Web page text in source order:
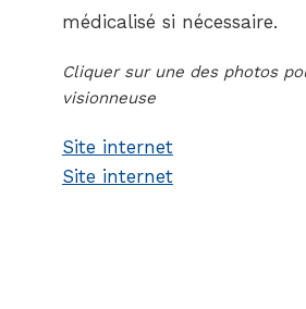
médicalisé si nécessaire.
Cliquer sur une des photos
visionneuse
Site internet
Site internet